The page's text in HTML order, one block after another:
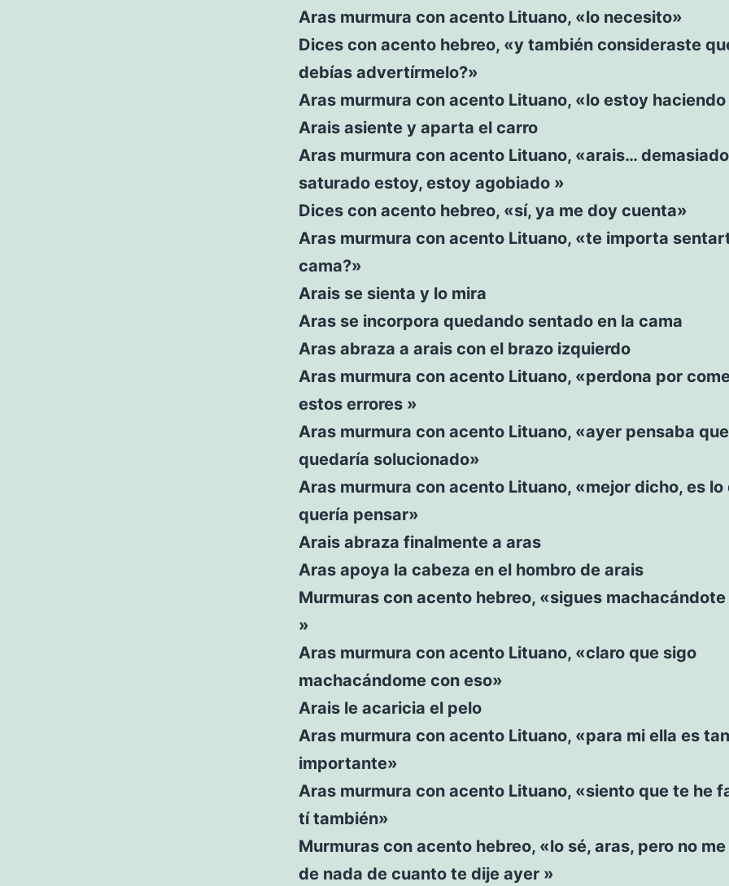
Aras murmura con acento Lituano, «lo necesito»
Dices con acento hebreo, «y también consideraste
debías advertírmelo?»
Aras murmura con acento Lituano, «lo estoy
Arais asiente y aparta el carro
Aras murmura con acento Lituano, «arais… demasiado
saturado estoy, estoy agobiado »
Dices con acento hebreo, «sí, ya me doy cuenta»
Aras murmura con acento Lituano, «te importa
cama?»
Arais se sienta y lo mira
Aras se incorpora quedando sentado en la cama
Aras abraza a arais con el brazo izquierdo
Aras murmura con acento Lituano, «perdona por
estos errores »
Aras murmura con acento Lituano, «ayer pensaba
quedaría solucionado»
Aras murmura con acento Lituano, «mejor dicho, es lo
quería pensar»
Arais abraza finalmente a aras
Aras apoya la cabeza en el hombro de arais
Murmuras con acento hebreo, «sigues
»
Aras murmura con acento Lituano, «claro que sigo
machacándome con eso»
Arais le acaricia el pelo
Aras murmura con acento Lituano, «para mi ella es tan
importante»
Aras murmura con acento Lituano, «siento que te he
tí también»
Murmuras con acento hebreo, «lo sé, aras, pero no
de nada de cuanto te dije ayer »